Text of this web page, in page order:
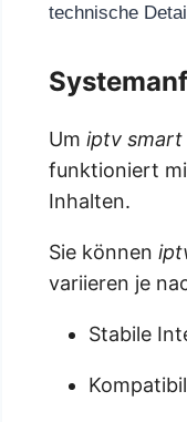
technische
Um iptv smart
funktioniert
Inhalten.
Sie können
variieren je
Stabile